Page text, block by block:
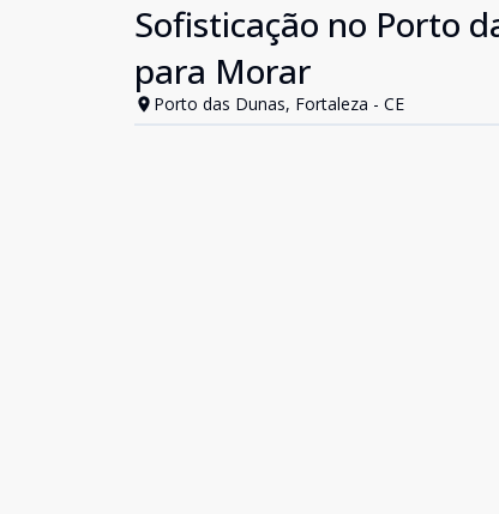
Sofisticação no Porto
para Morar
Porto das Dunas, Fortaleza - CE